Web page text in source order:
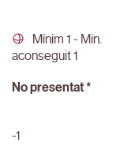
Mínim 1 - Min.
aconseguit 1
No presentat *
-1